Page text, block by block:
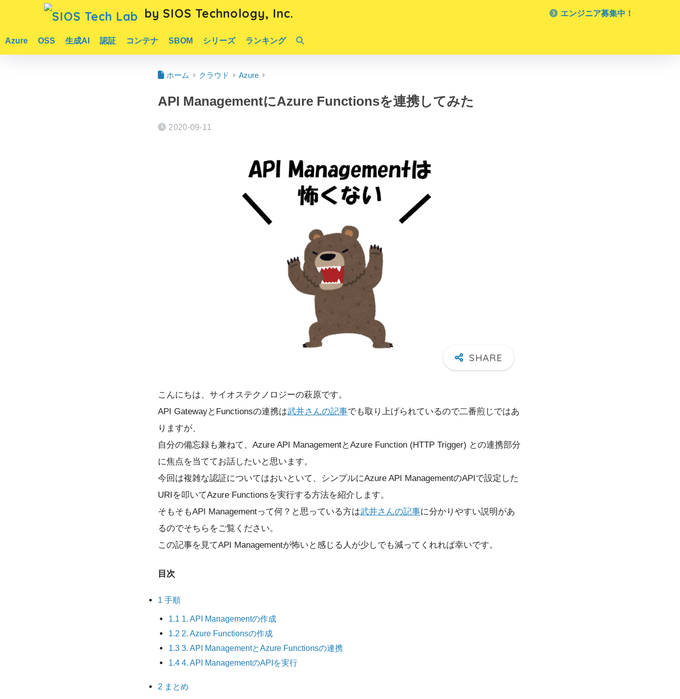
by SIOS Technology, Inc. エンジニア募集中！
Azure OSS 生成AI 認証 コンテナ SBOM シリーズ ランキング
ホーム クラウド Azure
API ManagementにAzure Functionsを連携してみた
2020-09-11
こんにちは、サイオステクノロジーの萩原です。
API GatewayとFunctionsの連携は武井さんの記事でも取り上げられているので二番煎じではあ
りますが、
自分の備忘録も兼ねて、Azure API ManagementとAzure Function (HTTP Trigger) との連携部分
に焦点を当ててお話したいと思います。
今回は複雑な認証についてはおいといて、シンプルにAzure API ManagementのAPIで設定した
URIを叩いてAzure Functionsを実行する方法を紹介します。
そもそもAPI Managementって何？と思っている方は武井さんの記事に分かりやすい説明があ
るのでそちらをご覧ください。
この記事を見てAPI Managementが怖いと感じる人が少しでも減ってくれれば幸いです。
目次
1 手順
1.1 1. API Managementの作成
1.2 2. Azure Functionsの作成
1.3 3. API ManagementとAzure Functionsの連携
1.4 4. API ManagementのAPIを実行
2 まとめ